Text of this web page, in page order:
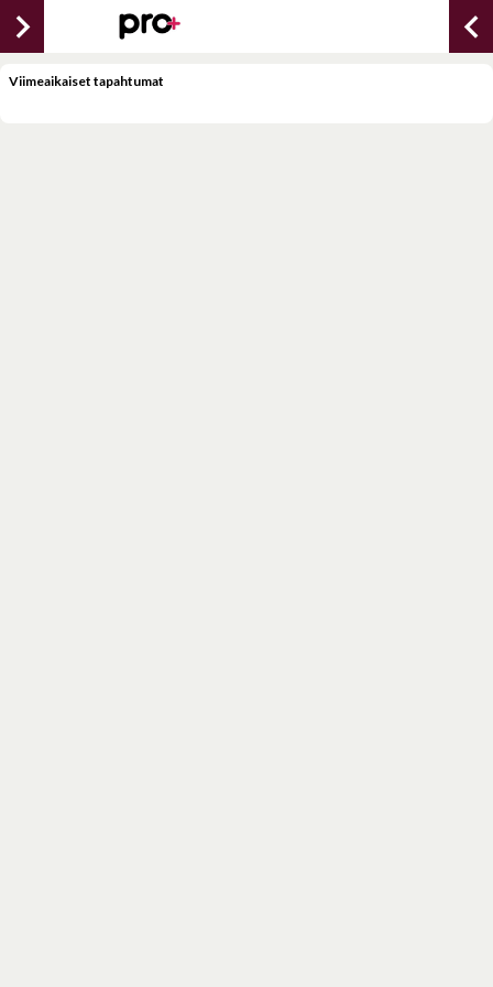
chevron_right chevron_left
Viimeaikaiset tapahtumat